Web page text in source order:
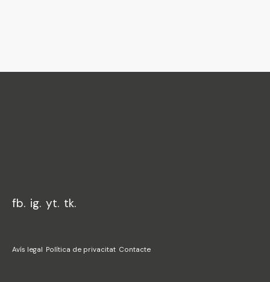
fb. ig. yt. tk.
Avís legal Política de privacitat Contacte